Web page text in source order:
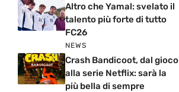
Altro che Yamal: svelato il
talento più forte di tutto
FC26
NEWS
Crash Bandicoot, dal gioco
alla serie Netflix: sarà la
più bella di sempre